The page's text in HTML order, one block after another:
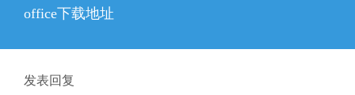
下
文
章：
office下载地址
发表回复